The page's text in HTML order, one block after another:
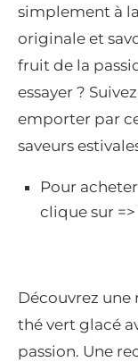
simplement à
originale et
fruit de la
essayer ?
emporter par
saveurs
Pour
clique sur =>
Découvrez une
thé vert glacé
passion. Une